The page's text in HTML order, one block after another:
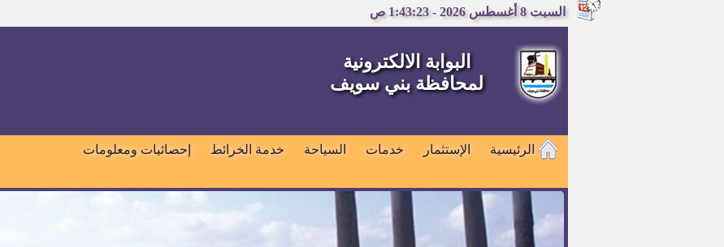
السبت 8 أغسطس 2026 - 1:43:23 ص
البوابة الالكترونية
لمحافظة بني سويف
الرئيسية الإستثمار خدمات السياحة خدمة الخرائط إحصائيات ومعلومات